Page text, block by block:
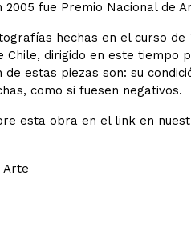
fue Premio Nacional de
hechas en el curso
Chile, dirigido en este tiempo
estas piezas son: su
como si fuesen negativos.
esta obra en el link en
Arte